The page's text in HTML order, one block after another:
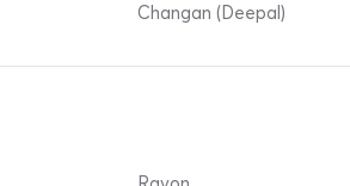
Changan (Deepal)